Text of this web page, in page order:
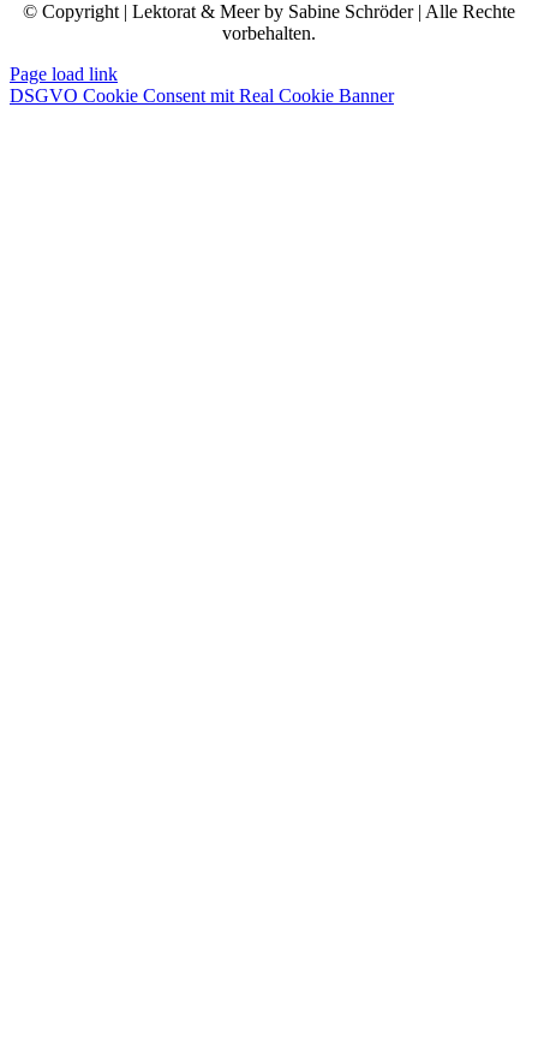
© Copyright | Lektorat & Meer by Sabine Schröder | Alle Rechte
vorbehalten.
Page load link
DSGVO Cookie Consent mit Real Cookie Banner